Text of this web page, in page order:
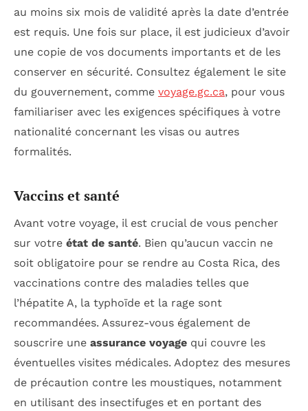
au moins six mois de validité après la date d’entrée
est requis. Une fois sur place, il est judicieux d’avoir
une copie de vos documents importants et de les
conserver en sécurité. Consultez également le site
du gouvernement, comme voyage.gc.ca, pour vous
familiariser avec les exigences spécifiques à votre
nationalité concernant les visas ou autres
formalités.
Vaccins et santé
Avant votre voyage, il est crucial de vous pencher
sur votre état de santé. Bien qu’aucun vaccin ne
soit obligatoire pour se rendre au Costa Rica, des
vaccinations contre des maladies telles que
l’hépatite A, la typhoïde et la rage sont
recommandées. Assurez-vous également de
souscrire une assurance voyage qui couvre les
éventuelles visites médicales. Adoptez des mesures
de précaution contre les moustiques, notamment
en utilisant des insectifuges et en portant des